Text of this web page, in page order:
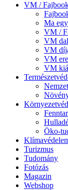
VM /
Ma
VM /
VM
VM
VM
VM
Öko-
Turizmus
Tudomány
Fotózás
Magazin
Webshop